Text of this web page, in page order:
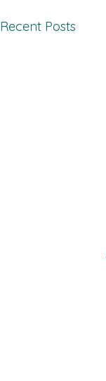
Recent Posts